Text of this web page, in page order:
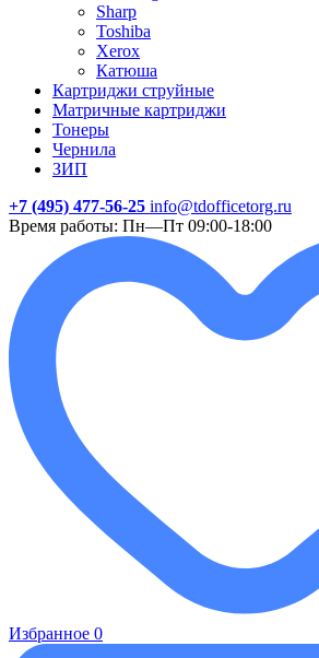
Sharp
Toshiba
Xerox
Катюша
Картриджи струйные
Матричные картриджи
Тонеры
Чернила
ЗИП
+7 (495) 477-56-25 info@tdofficetorg.ru
Время работы: Пн—Пт 09:00-18:00
Избранное 0